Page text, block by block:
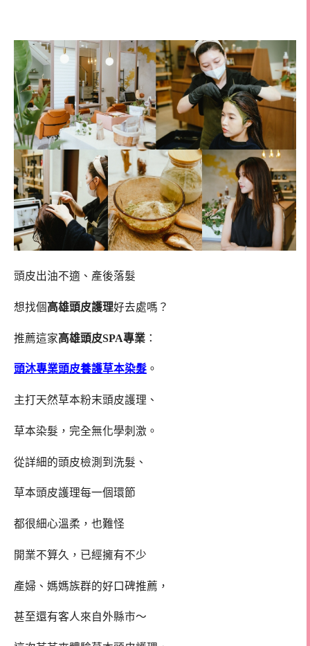
頭皮出油不適、產後落髮
想找個 高雄頭皮護理好去處嗎？
推薦這家高雄頭皮SPA專業 ：
頭沐專業頭皮養護草本染髮 。
主打天然草本粉末頭皮護理、
草本染髮，完全無化學刺激。
從詳細的頭皮檢測到洗髮、
草本頭皮護理每一個環節
都很細心溫柔，也難怪
開業不算久，已經擁有不少
產婦、媽媽族群的好口碑推薦，
甚至還有客人來自外縣市～